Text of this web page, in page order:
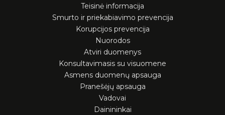
Teisinė informacija
Smurto ir priekabiavimo prevencija
Korupcijos prevencija
Nuorodos
Atviri duomenys
Konsultavimasis su visuomene
Asmens duomenų apsauga
Pranešėjų apsauga
Vadovai
Dainininkai